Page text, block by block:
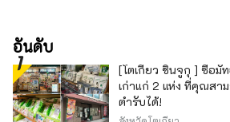
ประโยชน์จากธรรมชาติอัน
“Fujizakura Heights
การยอมรับในระดับโลกและ
อันดับ
[โตเกียว ชินจูกุ ] ซื้อมั
เก่าแก่ 2 แห่ง ที่คุณสา
ตำรับได้!